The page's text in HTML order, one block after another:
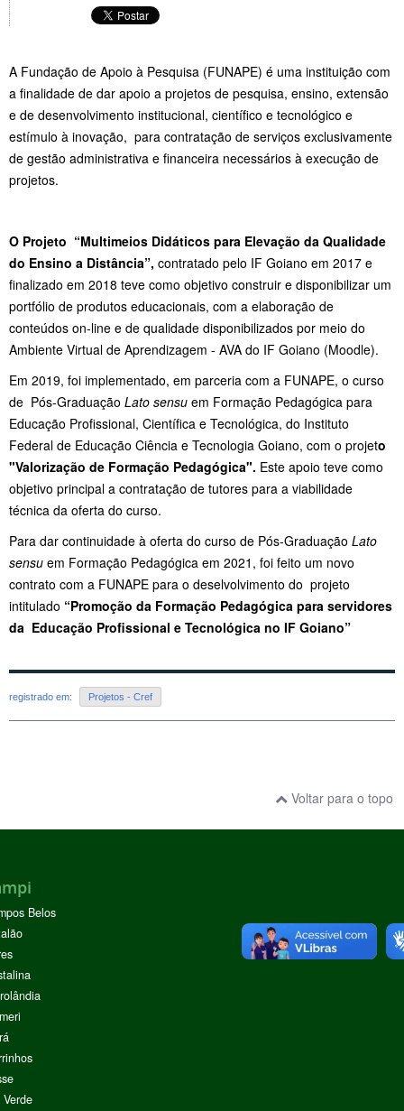
A Fundação de Apoio à Pesquisa (FUNAPE) é uma instituição com
a finalidade de dar apoio a projetos de pesquisa, ensino, extensão
e de desenvolvimento institucional, científico e tecnológico e
estímulo à inovação, para contratação de serviços exclusivamente
de gestão administrativa e financeira necessários à execução de
projetos.
O Projeto “Multimeios Didáticos para Elevação da Qualidade
do Ensino a Distância”, contratado pelo IF Goiano em 2017 e
finalizado em 2018 teve como objetivo construir e disponibilizar um
portfólio de produtos educacionais, com a elaboração de
conteúdos on-line e de qualidade disponibilizados por meio do
Ambiente Virtual de Aprendizagem - AVA do IF Goiano (Moodle).
Em 2019, foi implementado, em parceria com a FUNAPE, o curso
de Pós-Graduação Lato sensu em Formação Pedagógica para
Educação Profissional, Científica e Tecnológica, do Instituto
Federal de Educação Ciência e Tecnologia Goiano, com o projeto
"Valorização de Formação Pedagógica". Este apoio teve como
objetivo principal a contratação de tutores para a viabilidade
técnica da oferta do curso.
Para dar continuidade à oferta do curso de Pós-Graduação Lato
sensu em Formação Pedagógica em 2021, foi feito um novo
contrato com a FUNAPE para o deselvolvimento do projeto
intitulado “Promoção da Formação Pedagógica para servidores
da Educação Profissional e Tecnológica no IF Goiano”
registrado em: Projetos - Cref
Voltar para o topo
Belos